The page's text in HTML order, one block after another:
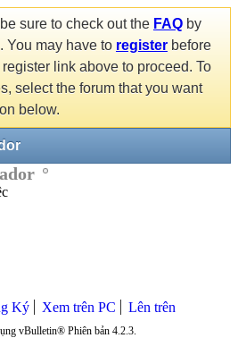
sure to check out the FAQ by
You may have to register before
link above to proceed. To
select the forum that you want
below.
Ký Xem trên PC Lên trên
vBulletin® Phiên bản 4.2.3.